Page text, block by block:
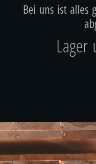
Bei uns ist alles
Lager